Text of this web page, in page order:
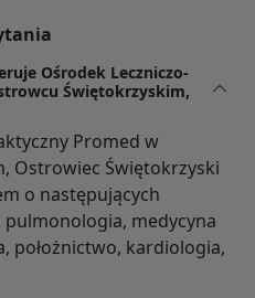
Ośrodek Leczniczo-
Świętokrzyskim,
Promed w
Ostrowiec Świętokrzyski
o następujących
medycyna
położnictwo, kardiologia,